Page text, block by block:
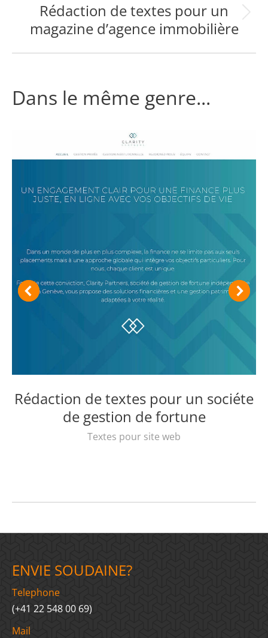
Projets
similaires
Rédaction de textes pour un
magazine d’agence immobilière
Dans le même genre...
Rédaction de textes pour un sociéte
de gestion de fortune
Textes pour site web
ENVIE SOUDAINE?
Telephone
(+41 22 548 00 69)
Mail